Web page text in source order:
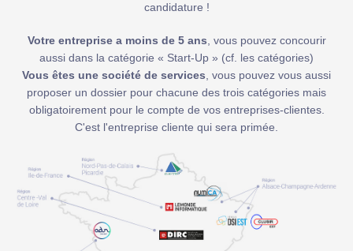
candidature !
Votre entreprise a moins de 5 ans , vous pouvez concourir
aussi dans la catégorie « Start-Up » (cf. les catégories)
Vous êtes une société de services , vous pouvez vous aussi
proposer un dossier pour chacune des trois catégories mais
obligatoirement pour le compte de vos entreprises-clientes.
C'est l'entreprise cliente qui sera primée.